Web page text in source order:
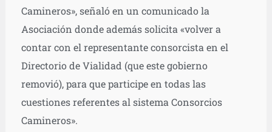
Camineros», señaló en un comunicado la
Asociación donde además solicita «volver a
contar con el representante consorcista en el
Directorio de Vialidad (que este gobierno
removió), para que participe en todas las
cuestiones referentes al sistema Consorcios
Camineros».